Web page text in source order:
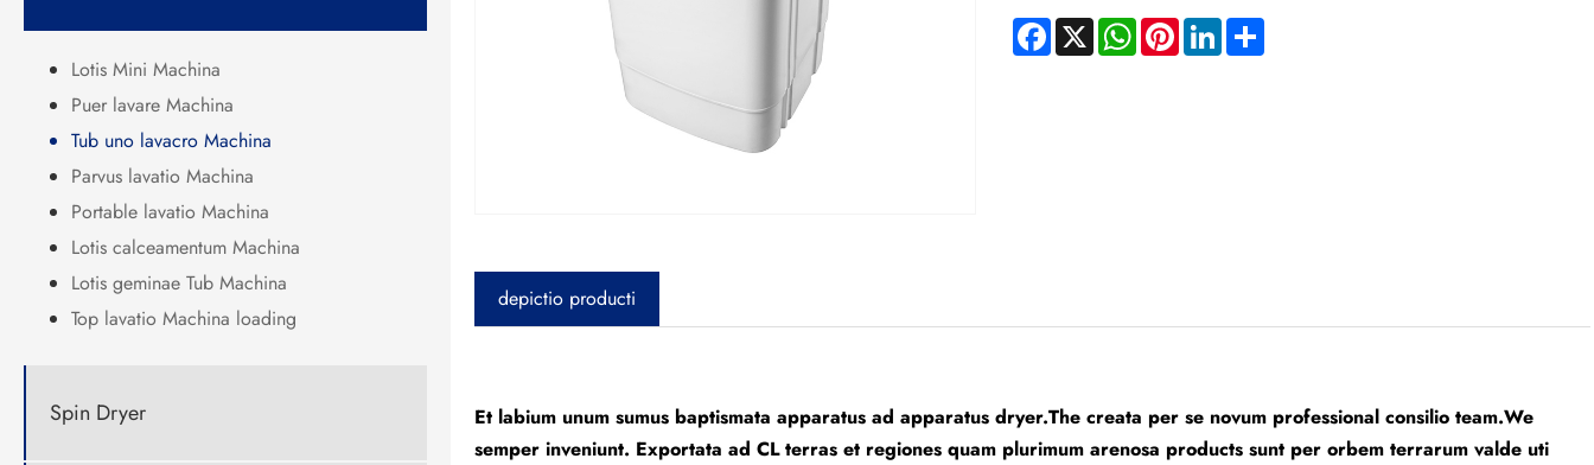
Lotis Mini Machina
Puer lavare Machina
Tub uno lavacro Machina
Parvus lavatio Machina
Portable lavatio Machina
Lotis calceamentum Machina
Lotis geminae Tub Machina
Top lavatio Machina loading
Spin Dryer
Facebook
X WhatsApp
PinterestLinkedInShare
depictio producti
Et labium unum sumus baptismata apparatus ad apparatus dryer.The creata per se novum professional consilio team.We
semper inveniunt. Exportata ad CL terras et regiones quam plurimum arenosa products sunt per orbem terrarum valde uti